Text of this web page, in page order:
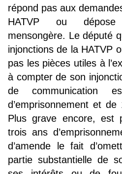
répond pas aux
HATVP ou dépose
mensongère. Le député
injonctions de la HATVP
pas les pièces utiles à
à compter de son
de communication
d’emprisonnement et de
Plus grave encore, est
trois ans
d’amende le fait
partie substantielle de